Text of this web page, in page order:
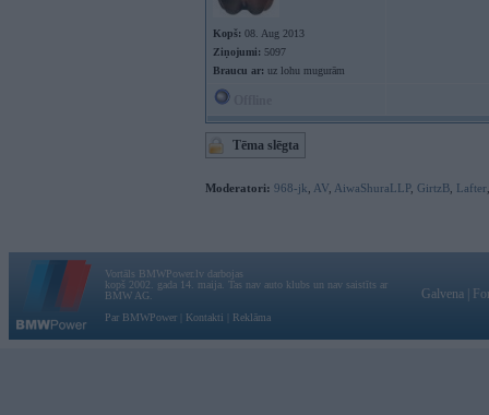
Kopš: 08. Aug 2013
Ziņojumi: 5097
Braucu ar: uz lohu mugurām
Tēma slēgta
Moderatori: 968-jk AV AiwaShuraLLP, GirtzB Lafter
Vortāls BMWPower.lv darbojas
kopš 2002. gada 14. maija. Tas nav auto klubs un nav saistīts ar
BMW AG.
Par BMWPower
Kontakti Reklāma
Galvena